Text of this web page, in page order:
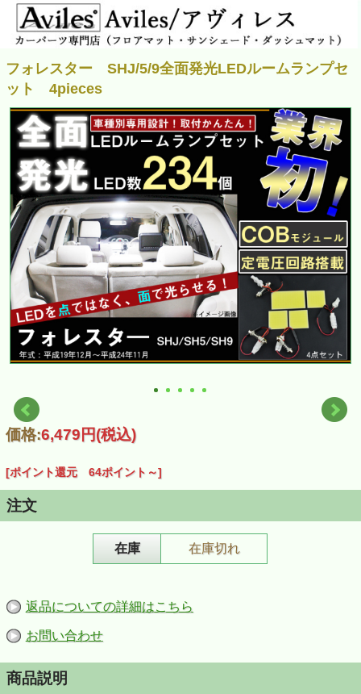
フォレスター SHJ/5/9全面発光LEDルームランプセ
ット 4pieces
価格:6,479円(税込)
[ポイント還元 64ポイント～]
注文
在庫 在庫切れ
返品についての詳細はこちら
お問い合わせ
商品説明